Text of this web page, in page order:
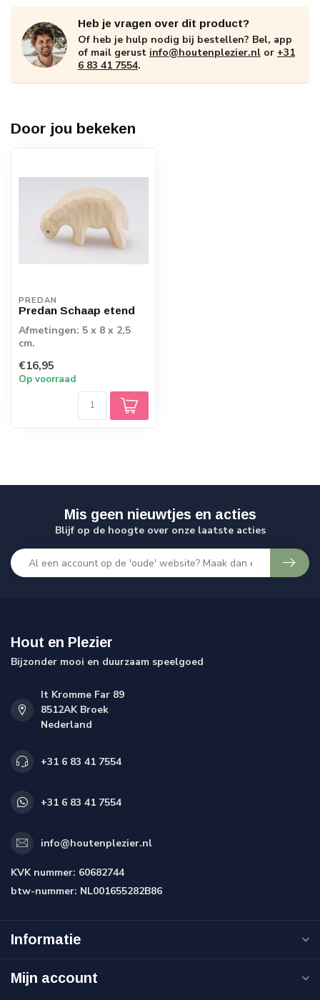
Heb je vragen over dit product?
Of heb je hulp nodig bij bestellen? Bel, app
of mail gerust info@houtenplezier.nl or +31
6 83 41 7554.
Door jou bekeken
PREDAN
Predan Schaap etend
Afmetingen: 5 x 8 x 2,5
cm.
€16,95
Op voorraad
Mis geen nieuwtjes en acties
Blijf op de hoogte over onze laatste acties
Hout en Plezier
Bijzonder mooi en duurzaam speelgoed
It Kromme Far 89
8512AK Broek
Nederland
+31 6 83 41 7554
+31 6 83 41 7554
info@houtenplezier.nl
KVK nummer: 60682744
btw-nummer: NL001655282B86
Informatie
Mijn account